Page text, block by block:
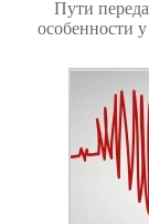
Пути
особенности